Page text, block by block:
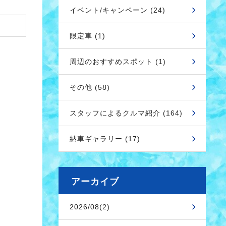
イベント/キャンペーン (24)
限定車 (1)
周辺のおすすめスポット (1)
その他 (58)
スタッフによるクルマ紹介 (164)
納車ギャラリー (17)
アーカイブ
2026/08(2)